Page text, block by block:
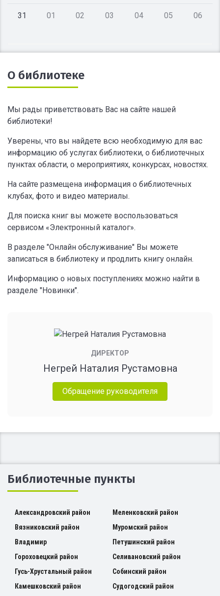
31 01 02 03 04 05 06
О библиотеке
Мы рады приветствовать Вас на сайте нашей
библиотеки!
Уверены, что вы найдете всю необходимую для вас
информацию об услугах библиотеки, о библиотечных
пунктах области, о мероприятиях, конкурсах, новостях.
На сайте размещена информация о библиотечных
клубах, фото и видео материалы.
Для поиска книг вы можете воспользоваться
сервисом «Электронный каталог».
В разделе "Онлайн обслуживание" Вы можете
записаться в библиотеку и продлить книгу онлайн.
Информацию о новых поступлениях можно найти в
разделе "Новинки".
ДИРЕКТОР
Негрей Наталия Рустамовна
Обращение руководителя
Библиотечные пункты
Александровский район
Вязниковский район
Владимир
Гороховецкий район
Гусь-Хрустальный район
Камешковский район
Меленковский район
Муромский район
Петушинский район
Селивановский район
Собинский район
Судогодский район